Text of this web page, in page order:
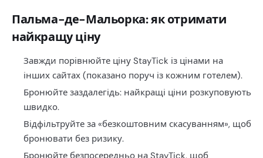
Пальма-де-Мальорка: як отримати
найкращу ціну
Завжди порівнюйте ціну StayTick із цінами на
інших сайтах (показано поруч із кожним готелем).
Бронюйте заздалегідь: найкращі ціни розкуповують
швидко.
Відфільтруйте за «безкоштовним скасуванням», щоб
бронювати без ризику.
Бронюйте безпосередньо на StayTick, щоб